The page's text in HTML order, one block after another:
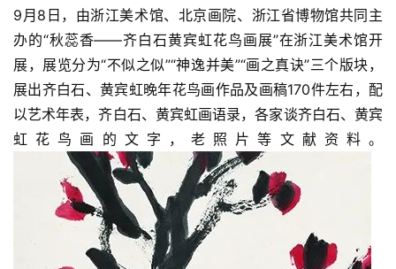
9月8日，由浙江美术馆、北京画院、浙江省博物馆共同主
办的“秋蕊香——齐白石黄宾虹花鸟画展”在浙江美术馆开
展，展览分为“不似之似”“神逸并美”“画之真诀”三个版块，
展出齐白石、黄宾虹晚年花鸟画作品及画稿170件左右，配
以艺术年表，齐白石、黄宾虹画语录，各家谈齐白石、黄宾
虹花鸟画的文字，老照片等文献资料。